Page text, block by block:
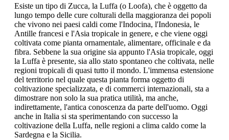
Esiste un tipo di Zucca, la Luffa (o Loofa), che è oggetto da
lungo tempo delle cure colturali della maggioranza dei popoli
che vivono nei paesi caldi come l'Indocina, l'Indonesia, le
Antille francesi e l'Asia tropicale in genere, e che viene oggi
coltivata come pianta ornamentale, alimentare, officinale e da
fibra. Sebbene la sua origine sia appunto l'Asia tropicale, oggi
la Luffa è presente, sia allo stato spontaneo che coltivata, nelle
regioni tropicali di quasi tutto il mondo. L'immensa estensione
del territorio nel quale questa pianta forma oggetto di
coltivazione specializzata, e di commerci internazionali, sta a
dimostrare non solo la sua pratica utilità, ma anche,
indirettamente, l'antica conoscenza da parte dell'uomo. Oggi
anche in Italia si sta sperimentando con successo la
coltivazione della Luffa, nelle regioni a clima caldo come la
Sardegna e la Sicilia.